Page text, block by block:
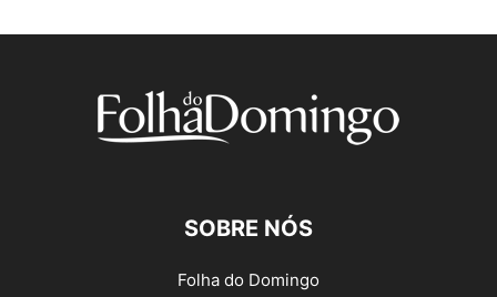
SOBRE NÓS
Folha do Domingo